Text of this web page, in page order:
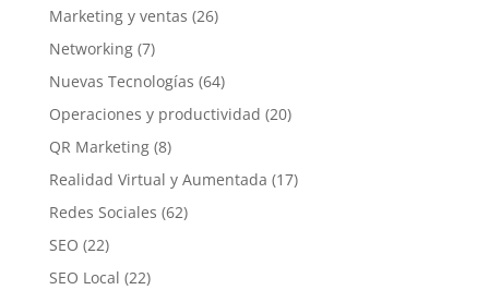
Marketing y ventas (26)
Networking(7)
Nuevas Tecnologías (64)
Operaciones y productividad (20)
QR Marketing(8)
Realidad Virtual y Aumentada (17)
Redes Sociales (62)
SEO (22)
SEO Local (22)